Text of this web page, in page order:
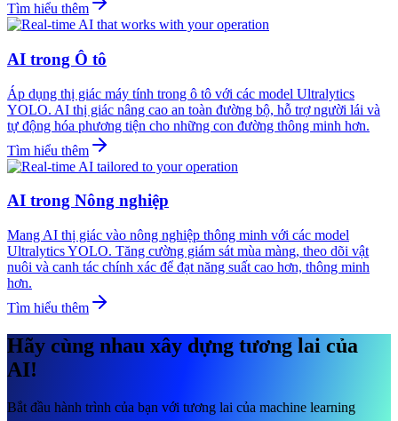
Tìm hiểu thêm
AI trong Ô tô
Áp dụng thị giác máy tính trong ô tô với các model Ultralytics
YOLO. AI thị giác nâng cao an toàn đường bộ, hỗ trợ người lái và
tự động hóa phương tiện cho những con đường thông minh hơn.
Tìm hiểu thêm
AI trong Nông nghiệp
Mang AI thị giác vào nông nghiệp thông minh với các model
Ultralytics YOLO. Tăng cường giám sát mùa màng, theo dõi vật
nuôi và canh tác chính xác để đạt năng suất cao hơn, thông minh
hơn.
Tìm hiểu thêm
Hãy cùng nhau xây dựng tương lai của
AI!
Bắt đầu hành trình của bạn với tương lai của machine learning